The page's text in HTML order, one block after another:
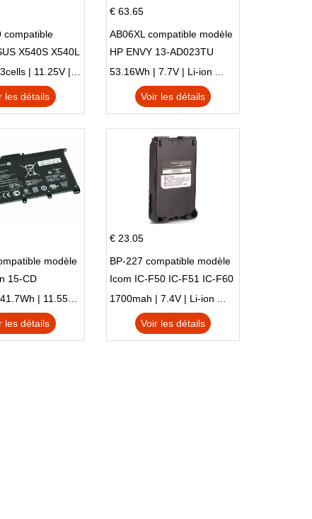
compatible
X540S X540L
X540SA
les détails
€ 63.65
AB06XL compatible modèle
HP ENVY 13-AD023TU
HSTNN-DB8C 921438-855
TPN-I128
53.16Wh | 7.7V | Li-ion ...
Voir les détails
modèle
15-CD
les détails
€ 23.05
BP-227 compatible modèle
Icom IC-F50 IC-F51 IC-F60
IC-F61 IC-M87
1700mah | 7.4V | Li-ion ...
Voir les détails